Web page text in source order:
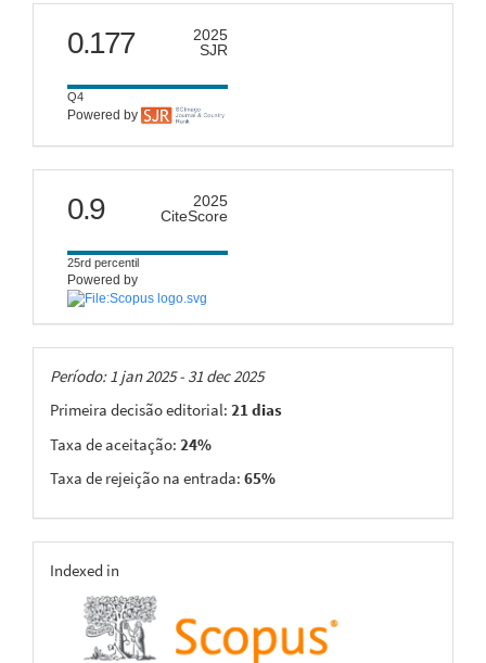
scimago
0.177
2025
SJR
Q4
Powered by
citescore
0.9
2025
CiteScore
25rd percentil
Powered by
Taxas
Período: 1 jan 2025 - 31 dec 2025
Primeira decisão editorial: 21 dias
Taxa de aceitação: 24%
Taxa de rejeição na entrada: 65%
indexing
Indexed in